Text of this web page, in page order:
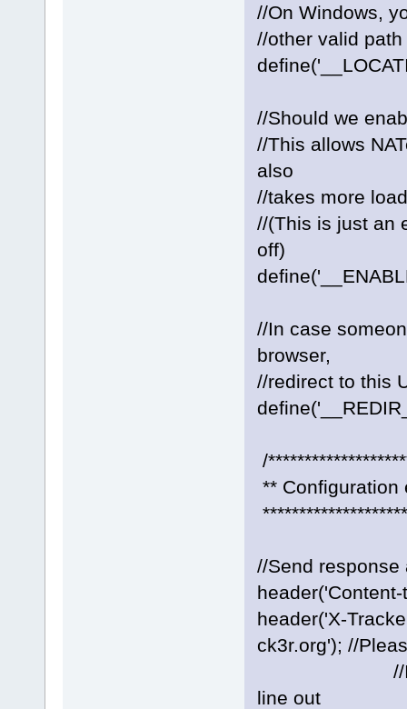
//On Windows,
//other valid
//Should we
//This allows
also
//takes more
//(This is just an
off)
//In case
browser,
//redirect to this
/
** Configuration
//Send response
header('X-
ck3r.org'); //
//If you
line out